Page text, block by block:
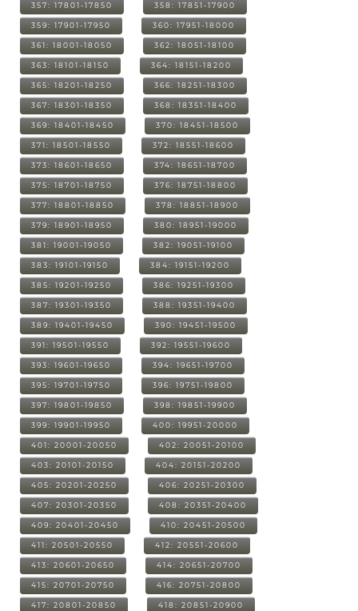
357: 17801-17850 358: 17851-17900
359: 17901-17950 360: 17951-18000
361: 18001-18050 362: 18051-18100
363: 18101-18150 364: 18151-18200
365: 18201-18250 366: 18251-18300
367: 18301-18350 368: 18351-18400
369: 18401-18450 370: 18451-18500
371: 18501-18550 372: 18551-18600
373: 18601-18650 374: 18651-18700
375: 18701-18750 376: 18751-18800
377: 18801-18850 378: 18851-18900
379: 18901-18950 380: 18951-19000
381: 19001-19050 382: 19051-19100
383: 19101-19150 384: 19151-19200
385: 19201-19250 386: 19251-19300
387: 19301-19350 388: 19351-19400
389: 19401-19450 390: 19451-19500
391: 19501-19550 392: 19551-19600
393: 19601-19650 394: 19651-19700
395: 19701-19750 396: 19751-19800
397: 19801-19850 398: 19851-19900
399: 19901-19950 400: 19951-20000
401: 20001-20050 402: 20051-20100
403: 20101-20150 404: 20151-20200
405: 20201-20250 406: 20251-20300
407: 20301-20350 408: 20351-20400
409: 20401-20450 410: 20451-20500
411: 20501-20550 412: 20551-20600
413: 20601-20650 414: 20651-20700
415: 20701-20750 416: 20751-20800
417: 20801-20850 418: 20851-20900